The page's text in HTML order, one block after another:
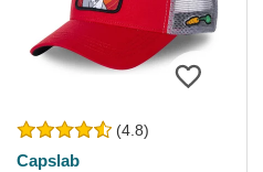
(4.8)
Capslab